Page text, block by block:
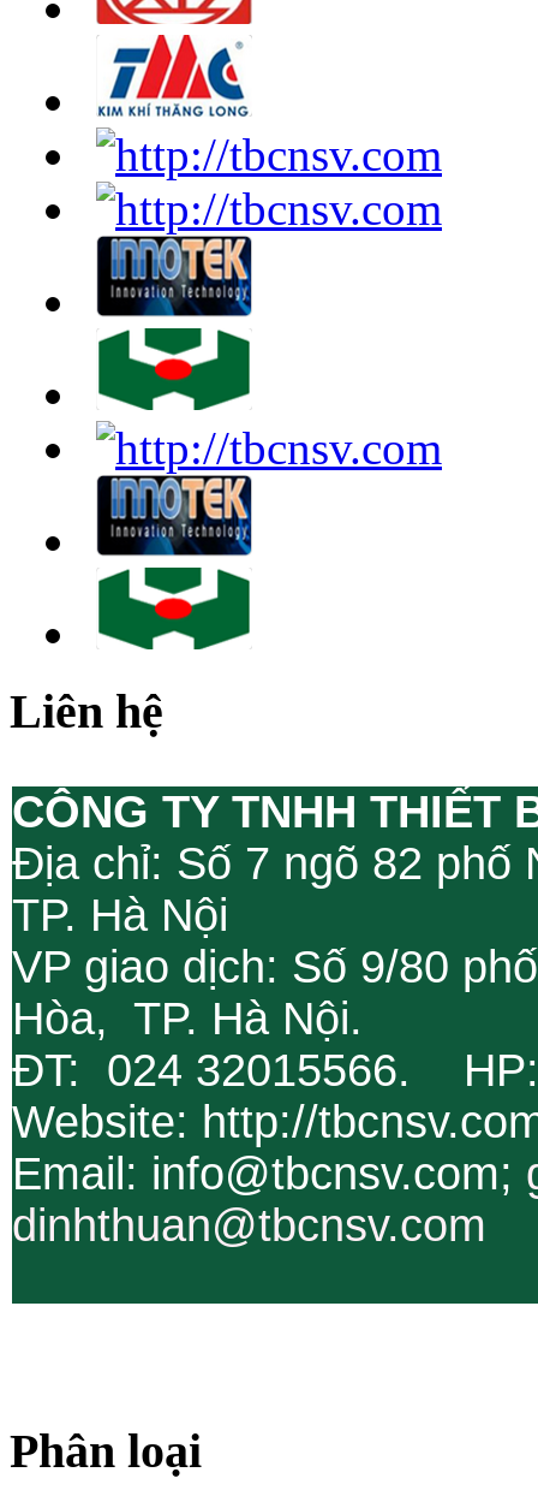
Liên hệ
CÔNG TY TNHH THIẾT
Địa chỉ: Số 7 ngõ 82
TP. Hà Nội
VP giao dịch: Số 9/80
Hòa, TP. Hà Nội.
ĐT: 024 32015566.
Website: http://
Email: info@tbcnsv.com;
dinhthuan@tbcnsv.com
Phân loại